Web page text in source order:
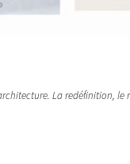
La redéfinition, le